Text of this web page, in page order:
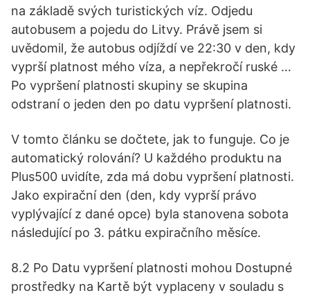
na základě svých turistických víz. Odjedu
autobusem a pojedu do Litvy. Právě jsem si
uvědomil, že autobus odjíždí ve 22:30 v den, kdy
vyprší platnost mého víza, a nepřekročí ruské …
Po vypršení platnosti skupiny se skupina
odstraní o jeden den po datu vypršení platnosti.
V tomto článku se dočtete, jak to funguje. Co je
automatický rolování? U každého produktu na
Plus500 uvidíte, zda má dobu vypršení platnosti.
Jako expirační den (den, kdy vyprší právo
vyplývající z dané opce) byla stanovena sobota
následující po 3. pátku expiračního měsíce.
8.2 Po Datu vypršení platnosti mohou Dostupné
prostředky na Kartě být vyplaceny v souladu s